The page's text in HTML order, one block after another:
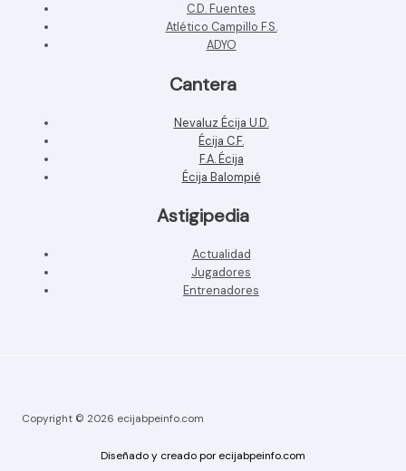
C.D. Fuentes
Atlético Campillo F.S.
ADYO
Cantera
Nevaluz Écija U.D.
Écija C.F.
F.A. Écija
Écija Balompié
Astigipedia
Actualidad
Jugadores
Entrenadores
Copyright © 2026 ecijabpeinfo.com
Diseñado y creado por ecijabpeinfo.com